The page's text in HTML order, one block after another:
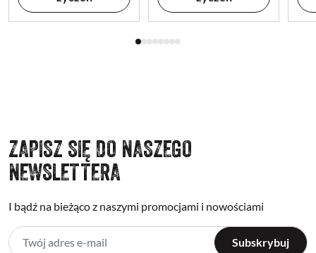
ZAPISZ SIĘ DO NASZEGO
NEWSLETTERA
I bądź na bieżąco z naszymi promocjami i nowościami